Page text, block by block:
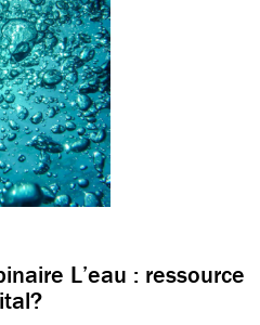
L’eau : ressource